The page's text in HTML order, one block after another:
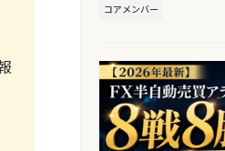
コアメンバー